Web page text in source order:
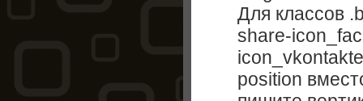
Для классов
share-
position